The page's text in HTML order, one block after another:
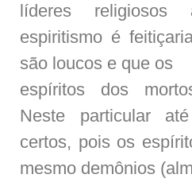
líderes
espiritismo é
são loucos e que os
espíritos dos
Neste particular
certos, pois os
mesmo demônios